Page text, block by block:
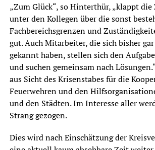
„Zum Glück“, so Hinterthür, „klappt
unter den Kollegen über die sonst
Fachbereichsgrenzen und
gut. Auch Mitarbeiter, die sich bisher
gekannt haben, stellen sich den
und suchen gemeinsam nach
aus Sicht des Krisenstabes für die
Feuerwehren und den
und den Städten. Im Interesse aller
Strang gezogen.
Dies wird nach Einschätzung der